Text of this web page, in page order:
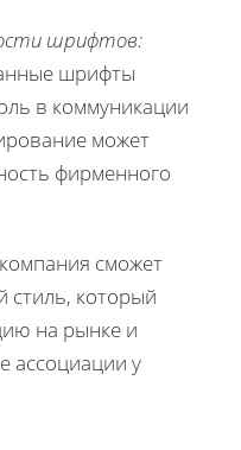
шрифтов:
шрифты
в коммуникации
может
фирменного
сможет
стиль, который
на рынке и
ассоциации у